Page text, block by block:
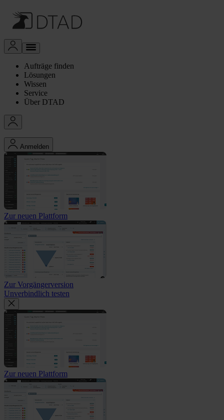
Aufträge finden
Lösungen
Wissen
Service
Über DTAD
Anmelden
Zur neuen Plattform
Zur Vorgängerversion
Unverbindlich testen
Zur neuen Plattform